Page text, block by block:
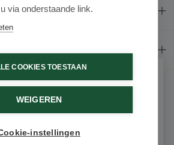
9.6 / 10 (531 beoordelingen)
via onderstaande link.
COOKIES TOESTAAN
WEIGEREN
instellingen
voor onze nieuwsbrief
de beste aanbiedingen en persoonlijk
advies